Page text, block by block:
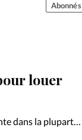
Abonnés
louer
dans la plupart